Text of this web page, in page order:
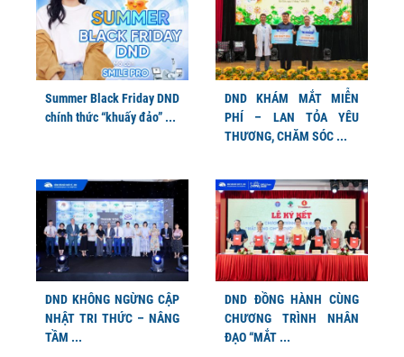
Summer Black Friday DND
chính thức “khuấy đảo” ...
DND KHÁM MẮT MIỄN
PHÍ – LAN TỎA YÊU
THƯƠNG, CHĂM SÓC ...
DND KHÔNG NGỪNG CẬP
NHẬT TRI THỨC – NÂNG
TẦM ...
DND ĐỒNG HÀNH CÙNG
CHƯƠNG TRÌNH NHÂN
ĐẠO “MẮT ...